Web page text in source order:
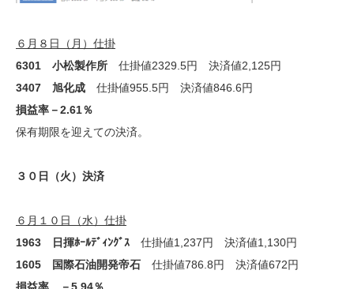
６月８日（月）仕掛
6301 小松製作所 仕掛値2329.5円 決済値2,125円
3407 旭化成 仕掛値955.5円 決済値846.6円
損益率－2.61％
保有期限を迎えての決済。
３０日（火）決済
６月１０日（水）仕掛
1963 日揮ﾎｰﾙﾃﾞｨﾝｸﾞｽ 仕掛値1,237円 決済値1,130円
1605 国際石油開発帝石 仕掛値786.8円 決済値672円